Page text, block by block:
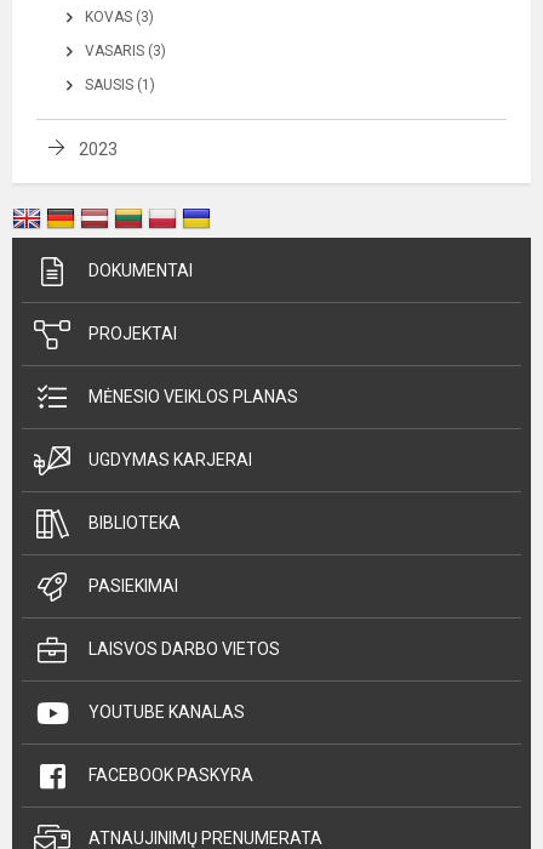
KOVAS (3)
VASARIS (3)
SAUSIS (1)
2023
DOKUMENTAI
PROJEKTAI
MĖNESIO VEIKLOS PLANAS
UGDYMAS KARJERAI
BIBLIOTEKA
PASIEKIMAI
LAISVOS DARBO VIETOS
YOUTUBE KANALAS
FACEBOOK PASKYRA
ATNAUJINIMŲ PRENUMERATA